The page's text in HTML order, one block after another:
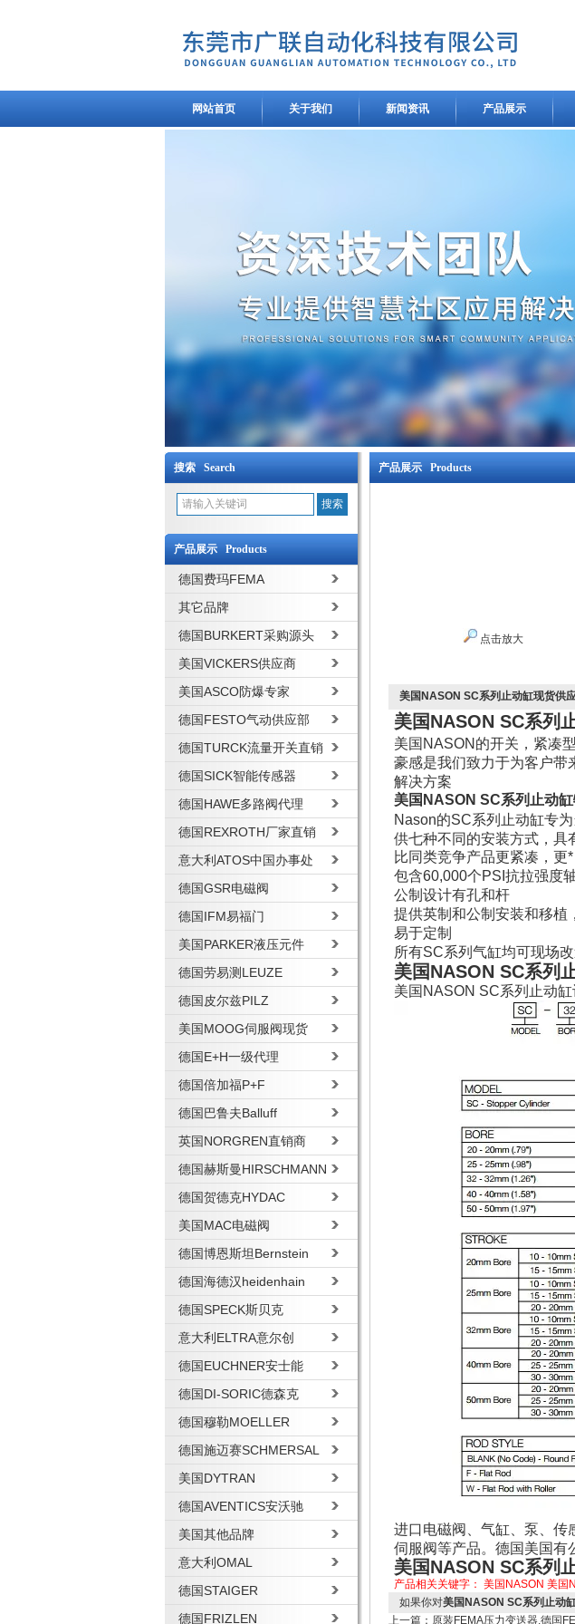
网站首页 关于我们 新闻资讯 产品展示
搜索 Search
产品展示 Products
德国费玛FEMA
其它品牌
德国BURKERT采购源头
美国VICKERS供应商
美国ASCO防爆专家
德国FESTO气动供应部
德国TURCK流量开关直销
德国SICK智能传感器
德国HAWE多路阀代理
德国REXROTH厂家直销
意大利ATOS中国办事处
德国GSR电磁阀
德国IFM易福门
美国PARKER液压元件
德国劳易测LEUZE
德国皮尔兹PILZ
美国MOOG伺服阀现货
德国E+H一级代理
德国倍加福P+F
德国巴鲁夫Balluff
英国NORGREN直销商
德国赫斯曼HIRSCHMANN
德国贺德克HYDAC
美国MAC电磁阀
德国博恩斯坦Bernstein
德国海德汉heidenhain
德国SPECK斯贝克
意大利ELTRA意尔创
德国EUCHNER安士能
德国DI-SORIC德森克
德国穆勒MOELLER
德国施迈赛SCHMERSAL
美国DYTRAN
德国AVENTICS安沃驰
美国其他品牌
意大利OMAL
德国STAIGER
德国FRIZLEN
产品展示 Products
点击放大
美国NASON SC系列止动缸现货供
美国NASON SC系列
美国NASON的开关，紧凑
豪感是我们致力于为客户带
解决方案
美国NASON SC系列止动
Nason的SC系列止动缸专
供七种不同的安装方式，具
比同类竞争产品更紧凑，更*
包含60,000个PSI抗拉强度
公制设计有孔和杆
提供英制和公制安装和移植
易于定制
所有SC系列气缸均可现场
美国NASON SC系列
美国NASON SC系列止动缸
进口电磁阀、气缸、泵、传
伺服阀等产品。德国美国有
美国NASON SC系列
产品相关关键字： 美国NASON 美国
如果你对美国NASON SC系列止动
上一篇： 原装FEMA压力变送器,德国